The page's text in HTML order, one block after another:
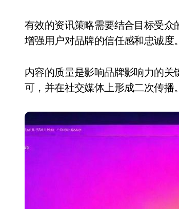
有效的资讯策略需要结合目标受
增强用户对品牌的信任感和忠诚度。
内容的质量是影响品牌影响力的
可，并在社交媒体上形成二次传播。